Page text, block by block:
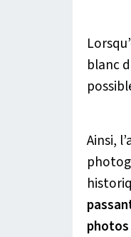
blanc
Ainsi,
photos